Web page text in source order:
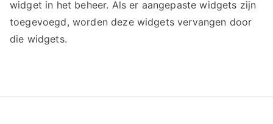
widget in het beheer. Als er aangepaste widgets zijn
toegevoegd, worden deze widgets vervangen door
die widgets.